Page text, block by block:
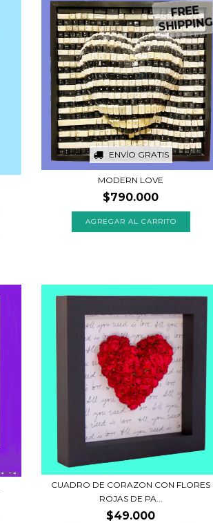
ENVÍO GRATIS
FREE
SHIPPING
MODERN LOVE
$790.000
CUADRO DE CORAZON CON FLORES
ROJAS DE PA...
$49.000